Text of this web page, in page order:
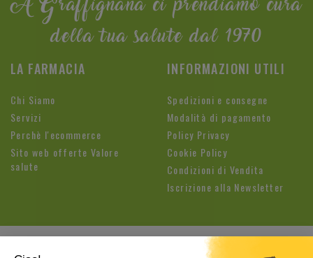
A Graffignana ci prendiamo cura
della tua salute dal 1970
LA FARMACIA
Chi Siamo
Servizi
Perchè l'ecommerce
Sito web offerte Valore
salute
INFORMAZIONI UTILI
Spedizioni e consegne
Modalità di pagamento
Policy Privacy
Cookie Policy
Condizioni di Vendita
Iscrizione alla Newsletter